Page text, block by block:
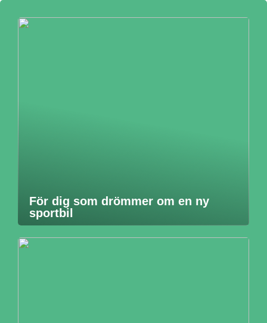
För dig som drömmer om en ny
sportbil